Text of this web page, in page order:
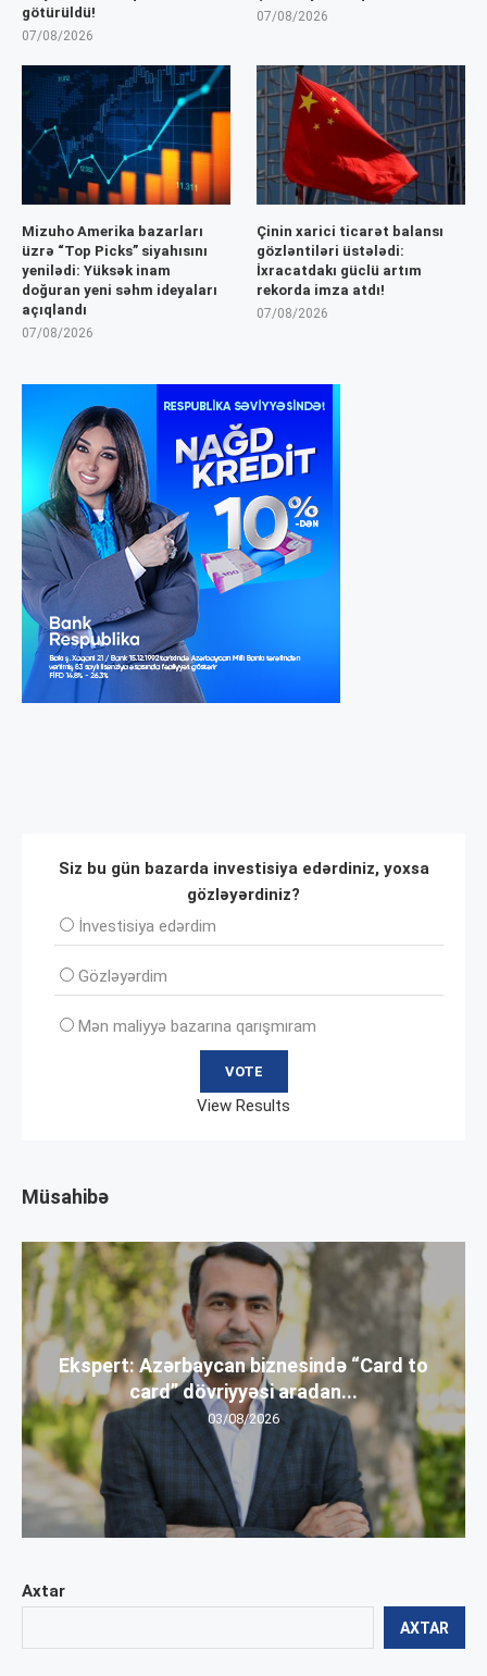
Axtar
AXTAR
götürüldü!
07/08/2026
07/08/2026
Mizuho Amerika bazarları
üzrə “Top Picks” siyahısını
yenilədi: Yüksək inam
doğuran yeni səhm ideyaları
açıqlandı
07/08/2026
Çinin xarici ticarət balansı
gözləntiləri üstələdi:
İxracatdakı güclü artım
rekorda imza atdı!
07/08/2026
Siz bu gün bazarda investisiya edərdiniz, yoxsa
gözləyərdiniz?
İnvеstisiya edərdim
Gözləyərdim
Mən maliyyə bazarına qarışmıram
View Results
Müsahibə
Ekspert: Azərbaycan biznesində “Card to
card” dövriyyəsi aradan...
03/08/2026